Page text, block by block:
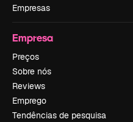
Empresas
Empresa
Preços
Sobre nós
Reviews
Emprego
Tendências de pesquisa